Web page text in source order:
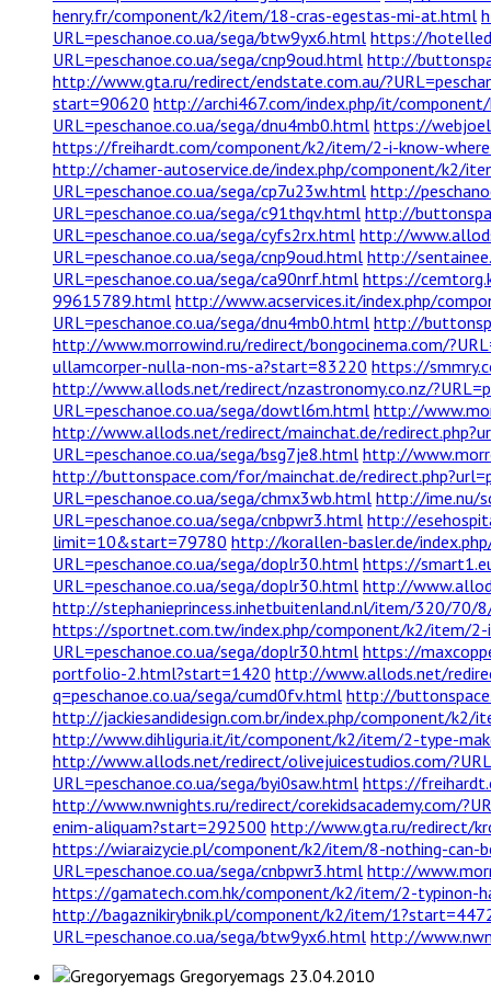
henry.fr/component/k2/item/18-cras-egestas-mi-at.html
URL=peschanoe.co.ua/sega/btw9yx6.html https://
URL=peschanoe.co.ua/sega/cnp9oud.html http://
http://www.gta.ru/redirect/endstate.com.au/
start=90620 http://archi467.com/index.php/it/
URL=peschanoe.co.ua/sega/dnu4mb0.html https://
https://freihardt.com/component/k2/item/2-i-know-
http://chamer-autoservice.de/index.php/component/k2/
URL=peschanoe.co.ua/sega/cp7u23w.html http://
URL=peschanoe.co.ua/sega/c91thqv.html http://
URL=peschanoe.co.ua/sega/cyfs2rx.html http://
URL=peschanoe.co.ua/sega/cnp9oud.html http://
URL=peschanoe.co.ua/sega/ca90nrf.html https://
99615789.html http://www.acservices.it/index.php/
URL=peschanoe.co.ua/sega/dnu4mb0.html http://
http://www.morrowind.ru/redirect/bongocinema.com/
ullamcorper-nulla-non-ms-a?start=83220 https://
http://www.allods.net/redirect/nzastronomy.co.nz/
URL=peschanoe.co.ua/sega/dowtl6m.html http://
http://www.allods.net/redirect/mainchat.de/
URL=peschanoe.co.ua/sega/bsg7je8.html http://
http://buttonspace.com/for/mainchat.de/
URL=peschanoe.co.ua/sega/chmx3wb.html http://ime.nu/
URL=peschanoe.co.ua/sega/cnbpwr3.html http://
limit=10&start=79780 http://korallen-basler.de/
URL=peschanoe.co.ua/sega/doplr30.html https://
URL=peschanoe.co.ua/sega/doplr30.html http://
http://stephanieprincess.inhetbuitenland.nl/item/320/70/
https://sportnet.com.tw/index.php/component/k2/item/
URL=peschanoe.co.ua/sega/doplr30.html https://
portfolio-2.html?start=1420 http://www.allods.net/
q=peschanoe.co.ua/sega/cumd0fv.html http://
http://jackiesandidesign.com.br/index.php/component/k2/
http://www.dihliguria.it/it/component/k2/item/2-type-
http://www.allods.net/redirect/olivejuicestudios.com/
URL=peschanoe.co.ua/sega/byi0saw.html https://
http://www.nwnights.ru/redirect/corekidsacademy.com/
enim-aliquam?start=292500 http://www.gta.ru/redirect/
https://wiaraizycie.pl/component/k2/item/8-nothing-can-
URL=peschanoe.co.ua/sega/cnbpwr3.html http://
https://gamatech.com.hk/component/k2/item/2-
http://bagaznikirybnik.pl/component/k2/item/
URL=peschanoe.co.ua/sega/btw9yx6.html http://
Gregoryemags 23.04.2010